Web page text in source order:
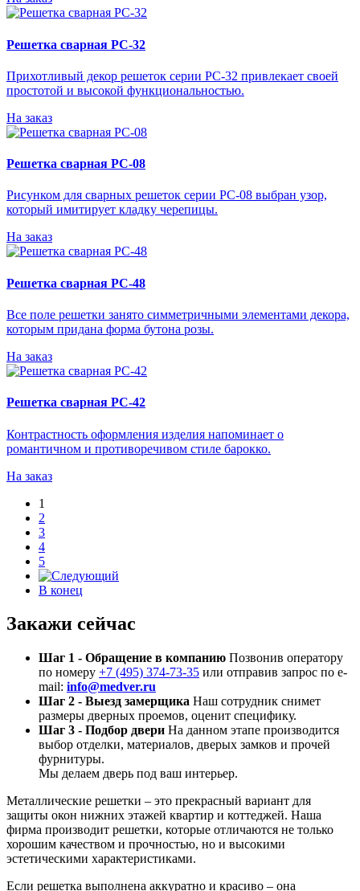
Решетка сварная РС-32
Прихотливый декор решеток серии РС-32 привлекает своей
простотой и высокой функциональностью.
На заказ
Решетка сварная РС-08
Рисунком для сварных решеток серии РС-08 выбран узор,
который имитирует кладку черепицы.
На заказ
Решетка сварная РС-48
Все поле решетки занято симметричными элементами декора,
которым придана форма бутона розы.
На заказ
Решетка сварная РС-42
Контрастность оформления изделия напоминает о
романтичном и противоречивом стиле барокко.
На заказ
1
2
3
4
5
В конец
Закажи сейчас
Шаг 1 - Обращение в компанию Позвонив оператору
по номеру +7 (495) 374-73-35 или отправив запрос по e-
mail: info@medver.ru
Шаг 2 - Выезд замерщика Наш сотрудник снимет
размеры дверных проемов, оценит специфику.
Шаг 3 - Подбор двери На данном этапе производится
выбор отделки, материалов, дверых замков и прочей
фурнитуры.
Мы делаем дверь под ваш интерьер.
Металлические решетки – это прекрасный вариант для
защиты окон нижних этажей квартир и коттеджей. Наша
фирма производит решетки, которые отличаются не только
хорошим качеством и прочностью, но и высокими
эстетическими характеристиками.
Если решетка выполнена аккуратно и красиво – она